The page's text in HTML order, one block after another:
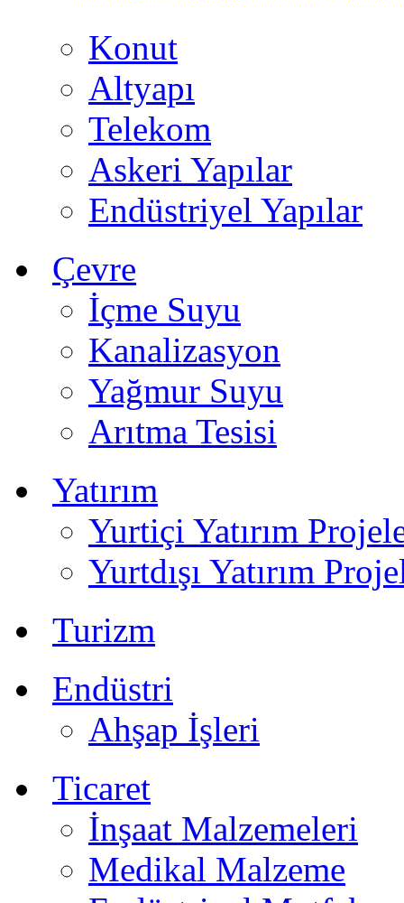
Konut
Altyapı
Telekom
Askeri Yapılar
Endüstriyel Yapılar
Çevre
İçme Suyu
Kanalizasyon
Yağmur Suyu
Arıtma Tesisi
Yatırım
Yurtiçi Yatırım
Yurtdışı Yatırım
Turizm
Endüstri
Ahşap İşleri
Ticaret
İnşaat Malzemeleri
Medikal Malzeme